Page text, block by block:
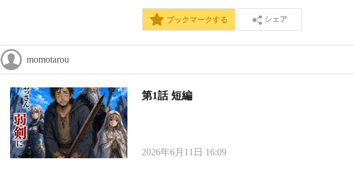
ブックマークする シェア
momotarou
第1話 短編
2026年6月11日 16:09